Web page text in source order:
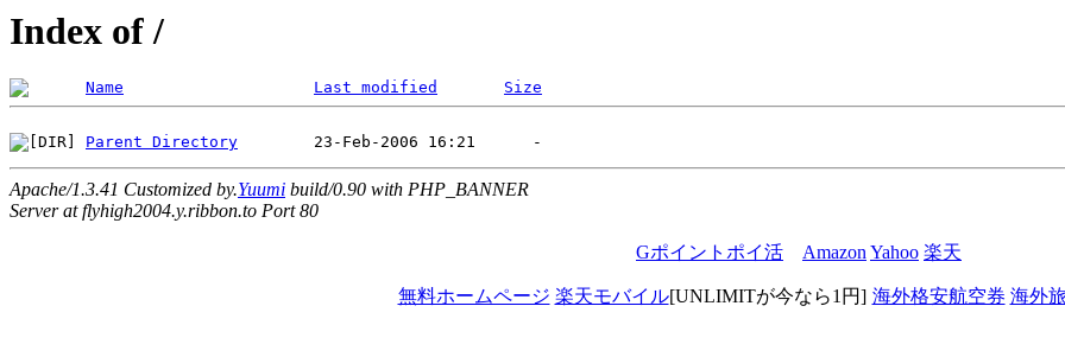
Index of /
Name Last modified Size
Parent Directory
Apache/1.3.41 Customized by.Yuumi build/0.90 with PHP_BANNER
Server at flyhigh2004.y.ribbon.to Port 80
Gポイントポイ活 AmazonYahoo 楽天
無料ホームページ 楽天モバイル[UNLIMITが今なら1円] 海外格安航空券 海外